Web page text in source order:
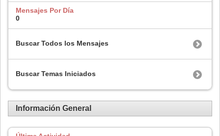
Mensajes Por Día
0
Buscar Todos los Mensajes
Buscar Temas Iniciados
Información General